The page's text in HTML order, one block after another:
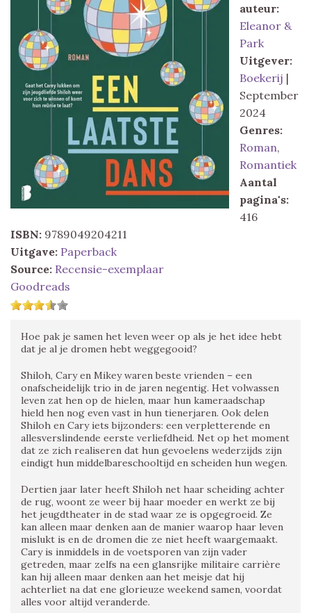
auteur:
Eleanor &
Park
Uitgever:
Boekerij |
September
2024
Genres:
Roman,
Romantiek
Aantal
pagina's:
416
ISBN: 9789049204211
Uitgave: Paperback
Source: Recensie-exemplaar
Goodreads
Hoe pak je samen het leven weer op als je het idee hebt
dat je al je dromen hebt weggegooid?
Shiloh, Cary en Mikey waren beste vrienden – een
onafscheidelijk trio in de jaren negentig. Het volwassen
leven zat hen op de hielen, maar hun kameraadschap
hield hen nog even vast in hun tiener­jaren. Ook delen
Shiloh en Cary iets bijzonders: een verpletterende en
allesverslindende eerste verliefdheid. Net op het moment
dat ze zich realiseren dat hun gevoelens wederzijds zijn
eindigt hun middelbareschooltijd en scheiden hun wegen.
Dertien jaar later heeft Shiloh net haar scheiding achter
de rug, woont ze weer bij haar moeder en werkt ze bij
het jeugdtheater in de stad waar ze is opgegroeid. Ze
kan alleen maar denken aan de manier waarop haar leven
mislukt is en de dromen die ze niet heeft waargemaakt.
Cary is inmiddels in de voetsporen van zijn vader
getreden, maar zelfs na een glansrijke militaire carrière
kan hij alleen maar denken aan het meisje dat hij
achterliet na dat ene glorieuze weekend samen, voordat
alles voor altijd veranderde.